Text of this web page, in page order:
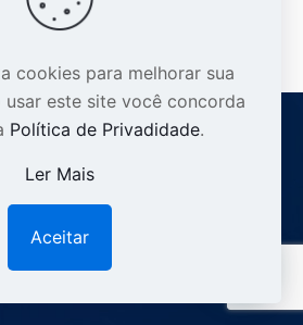
Sobre
cookies para melhorar sua
usar este site você concorda
Política de Privadidade.
Ler Mais
Aceitar